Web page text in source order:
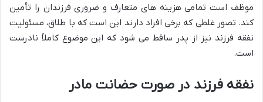
موظف است تمامی هزینه های متعارف و ضروری فرزندان را تأمین
کند. تصور غلطی که برخی افراد دارند این است که با طلاق، مسئولیت
نفقه فرزند نیز از پدر ساقط می شود که این موضوع کاملاً نادرست
است.
نفقه فرزند در صورت حضانت مادر